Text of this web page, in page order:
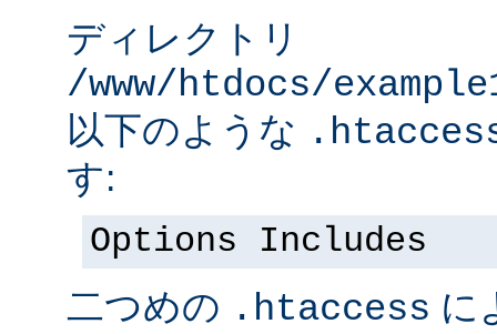
ディレクトリ
/www/htdocs/
以下のような
す:
Options Includes
二つめの .htaccess に